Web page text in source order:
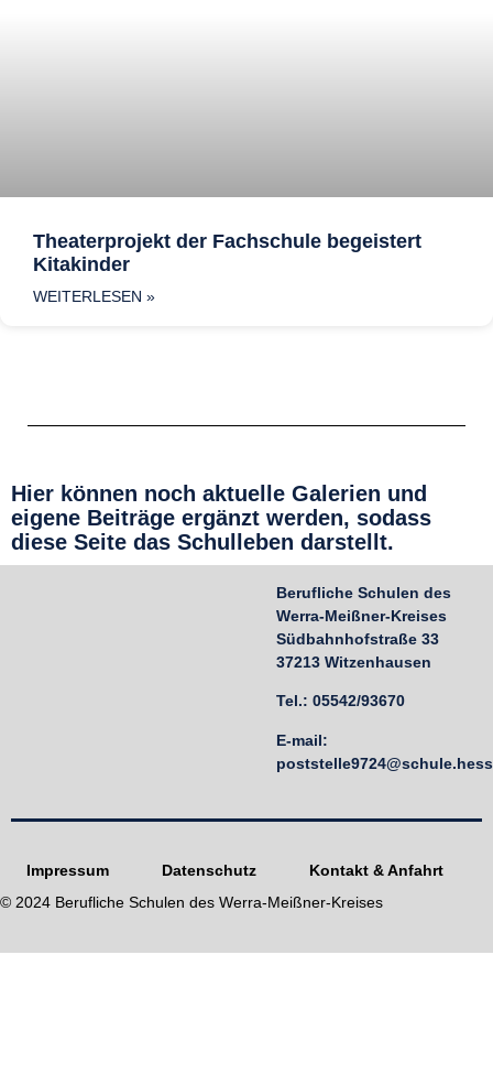
Theaterprojekt der Fachschule begeistert
Kitakinder
WEITERLESEN »
Hier können noch aktuelle Galerien und
eigene Beiträge ergänzt werden, sodass
diese Seite das Schulleben darstellt.
Berufliche Schulen des
Werra-Meißner-Kreises
Südbahnhofstraße 33
37213 Witzenhausen
Tel.: 05542/93670
E-mail:
Impressum Datenschutz
Kontakt & Anfahrt
© 2024 Berufliche Schulen des Werra-Meißner-Kreises